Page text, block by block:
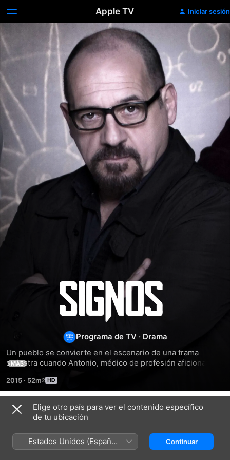
Apple TV Iniciar sesión
Signos
Programa de TV · Drama
Un pueblo se convierte en el escenario de una trama
siniestra cuando Antonio, médico de profesión aficionado a
un hecho familiar que lo marcó a fuego en su infancia.
MÁS
2015 · 52m
Temporada 1
Elige otro país para ver el contenido específico
de tu ubicación
Estados Unidos (Español
México)
Continuar